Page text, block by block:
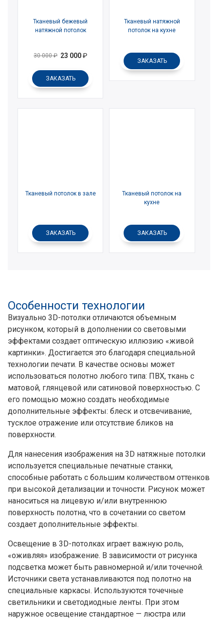
Тканевый бежевый
натяжной потолок
30 000₽ 23 000₽
ЗАКАЗАТЬ
Тканевый натяжной
потолок на кухне
ЗАКАЗАТЬ
Тканевый потолок в зале
ЗАКАЗАТЬ
Тканевый потолок на
кухне
ЗАКАЗАТЬ
Особенности технологии
Визуально 3D-потолки отличаются объемным
рисунком, который в дополнении со световыми
эффектами создает оптическую иллюзию «живой
картинки». Достигается это благодаря специальной
технологии печати. В качестве основы может
использоваться полотно любого типа: ПВХ, ткань с
матовой, глянцевой или сатиновой поверхностью. С
его помощью можно создать необходимые
дополнительные эффекты: блеск и отсвечивание,
тусклое отражение или отсутствие бликов на
поверхности.
Для нанесения изображения на 3D натяжные потолки
используется специальные печатные станки,
способные работать с большим количеством оттенков
при высокой детализации и точности. Рисунок может
наноситься на лицевую и/или внутреннюю
поверхность полотна, что в сочетании со светом
создает дополнительные эффекты.
Освещение в 3D-потолках играет важную роль,
«оживляя» изображение. В зависимости от рисунка
подсветка может быть равномерной и/или точечной.
Источники света устанавливаются под полотно на
специальные каркасы. Используются точечные
светильники и светодиодные ленты. При этом
наружное освещение стандартное — люстра или